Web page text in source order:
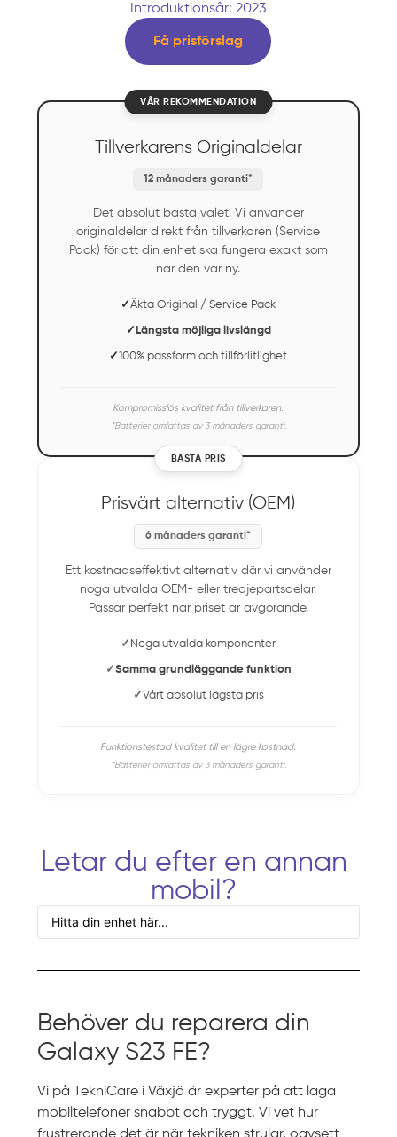
Introduktionsår: 2023
Få prisförslag
VÅR REKOMMENDATION
Tillverkarens Originaldelar
12 månaders garanti*
Det absolut bästa valet. Vi använder
originaldelar direkt från tillverkaren (Service
Pack) för att din enhet ska fungera exakt som
när den var ny.
✓Äkta Original / Service Pack
✓ Längsta möjliga livslängd
✓100% passform och tillförlitlighet
Kompromisslös kvalitet från tillverkaren.
*Batterier omfattas av 3 månaders garanti.
BÄSTA PRIS
Prisvärt alternativ (OEM)
6 månaders garanti*
Ett kostnadseffektivt alternativ där vi använder
noga utvalda OEM- eller tredjepartsdelar.
Passar perfekt när priset är avgörande.
✓ Noga utvalda komponenter
✓Samma grundläggande funktion
✓Vårt absolut lägsta pris
Funktionstestad kvalitet till en lägre kostnad.
*Batterier omfattas av 3 månaders garanti.
Letar du efter en annan
mobil?
Behöver du reparera din
Galaxy S23 FE?
Vi på TekniCare i Växjö är experter på att laga
mobiltelefoner snabbt och tryggt. Vi vet hur